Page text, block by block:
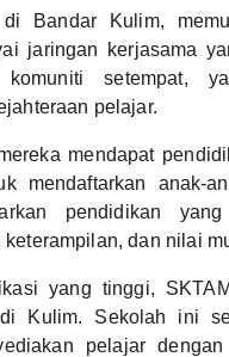
Bandar Kulim,
jaringan kerjasama
setempat,
pelajar.
mendapat
mendaftarkan anak-
pendidikan
dan nilai
yang tinggi,
Kulim. Sekolah ini
pelajar